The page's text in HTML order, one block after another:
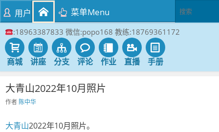
:18963387833 微信:popo168 教练:18769361172
商城 讲座 分支 评论 作业 直播 手册
用户 菜单Menu
大青山2022年10月照片
作者 陈中华
大青山2022年10月照片。